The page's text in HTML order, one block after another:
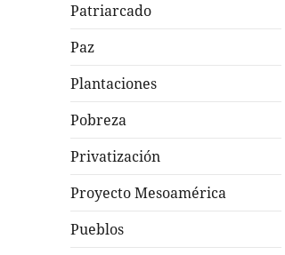
Patriarcado
Paz
Plantaciones
Pobreza
Privatización
Proyecto Mesoamérica
Pueblos